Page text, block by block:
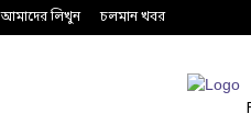
আমাদের লিখুন চলমান খবর